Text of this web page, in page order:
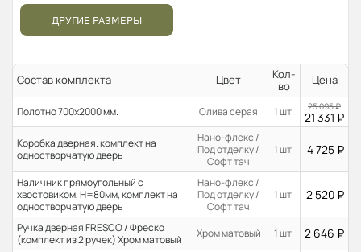
ДРУГИЕ РАЗМЕРЫ
Состав комплекта Цвет
Кол-
во
Цена
Полотно 700x2000 мм. Олива серая 1 шт. 25 095₽
21 331 ₽
Коробка дверная. комплект на
одностворчатую дверь
Нано-флекс /
Под отделку /
Софт тач
1 шт. 4 725 ₽
Наличник прямоугольный с
хвостовиком, H=80мм, комплект на
одностворчатую дверь
Нано-флекс /
Под отделку /
Софт тач
1 шт. 2 520 ₽
Ручка дверная FRESCO / Фреско
(комплект из 2 ручек) Хром матовый
Хром матовый 1 шт. 2 646 ₽